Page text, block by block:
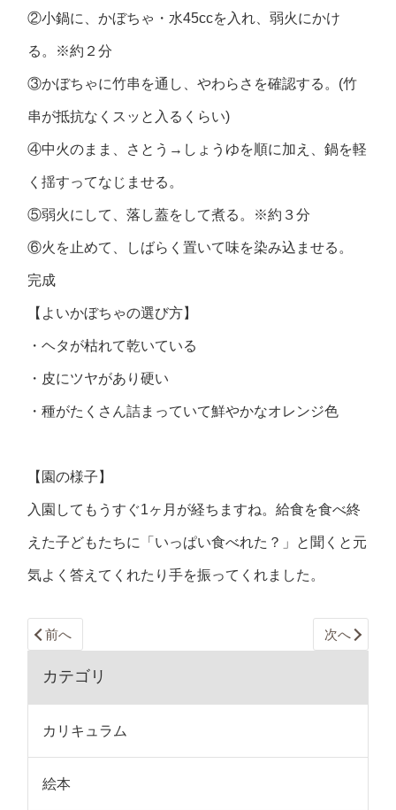
②小鍋に、かぼちゃ・水45ccを入れ、弱火にかけ
る。※約２分
③かぼちゃに竹串を通し、やわらさを確認する。(竹
串が抵抗なくスッと入るくらい)
④中火のまま、さとう→しょうゆを順に加え、鍋を軽
く揺すってなじませる。
⑤弱火にして、落し蓋をして煮る。※約３分
⑥火を止めて、しばらく置いて味を染み込ませる。
完成
【よいかぼちゃの選び方】
・ヘタが枯れて乾いている
・皮にツヤがあり硬い
・種がたくさん詰まっていて鮮やかなオレンジ色
【園の様子】
入園してもうすぐ1ヶ月が経ちますね。給食を食べ終
えた子どもたちに「いっぱい食べれた？」と聞くと元
気よく答えてくれたり手を振ってくれました。
前へ 次へ
カテゴリ
カリキュラム
絵本